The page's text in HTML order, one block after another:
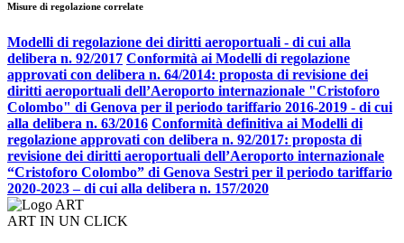
Misure di regolazione correlate
Modelli di regolazione dei diritti aeroportuali - di cui alla
delibera n. 92/2017 Conformità ai Modelli di regolazione
approvati con delibera n. 64/2014: proposta di revisione dei
diritti aeroportuali dell’Aeroporto internazionale "Cristoforo
Colombo" di Genova per il periodo tariffario 2016-2019 - di cui
alla delibera n. 63/2016 Conformità definitiva ai Modelli di
regolazione approvati con delibera n. 92/2017: proposta di
revisione dei diritti aeroportuali dell’Aeroporto internazionale
“Cristoforo Colombo” di Genova Sestri per il periodo tariffario
2020-2023 – di cui alla delibera n. 157/2020
ART IN UN CLICK